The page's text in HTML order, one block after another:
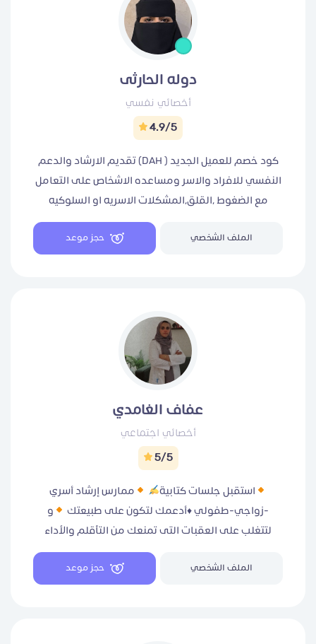
دوله الحارثى
أخصائي نفسي
4.9/5
كود خصم للعميل الجديد ( DAH) تقديم الارشاد والدعم
النفسي للافراد والاسر ومساعده الاشخاص على التعامل
مع الضغوط ،القلق،المشكلات الاسريه او السلوكيه
وفهما وتطوير مهارات التكيف وتحسين جوده حياتهم
النفسيه والاجتماعيه وذلك باستخدام اساليب علميه
الملف الشخصي حجز موعد
عفاف الغامدي
أخصائي اجتماعي
5/5
استقبل جلسات كتابية
ممارس إرشاد أسري
-زواجي-طفولي♦️أدعمك لتكون على طبيعتك
و
لتتغلب على العقبات التى تمنعك من التأقلم والأداء
سنحدد
مشكلتك بسرية
استخدم كود الخصم AFA لجلستك
الملف الشخصي حجز موعد